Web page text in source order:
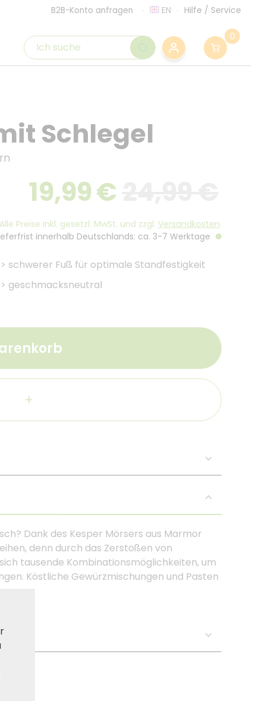
B2B-Konto anfragen EN Hilfe / Service
0
Schlegel
19,99€
Alle Preise inkl. gesetzl. MwSt. und zzgl. Versandkosten.
innerhalb Deutschlands: ca. 3-7 Werktage
> schwerer Fuß für optimale Standfestigkeit
> geschmacksneutral
+
Dank des Kesper Mörsers aus Marmor
denn durch das Zerstoßen von
tausende Kombinationsmöglichkeiten, um
Köstliche Gewürzmischungen und Pasten